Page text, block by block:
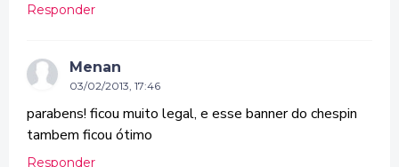
Responder
Menan
03/02/2013, 17:46
parabens! ficou muito legal, e esse banner do chespin
tambem ficou ótimo
Responder